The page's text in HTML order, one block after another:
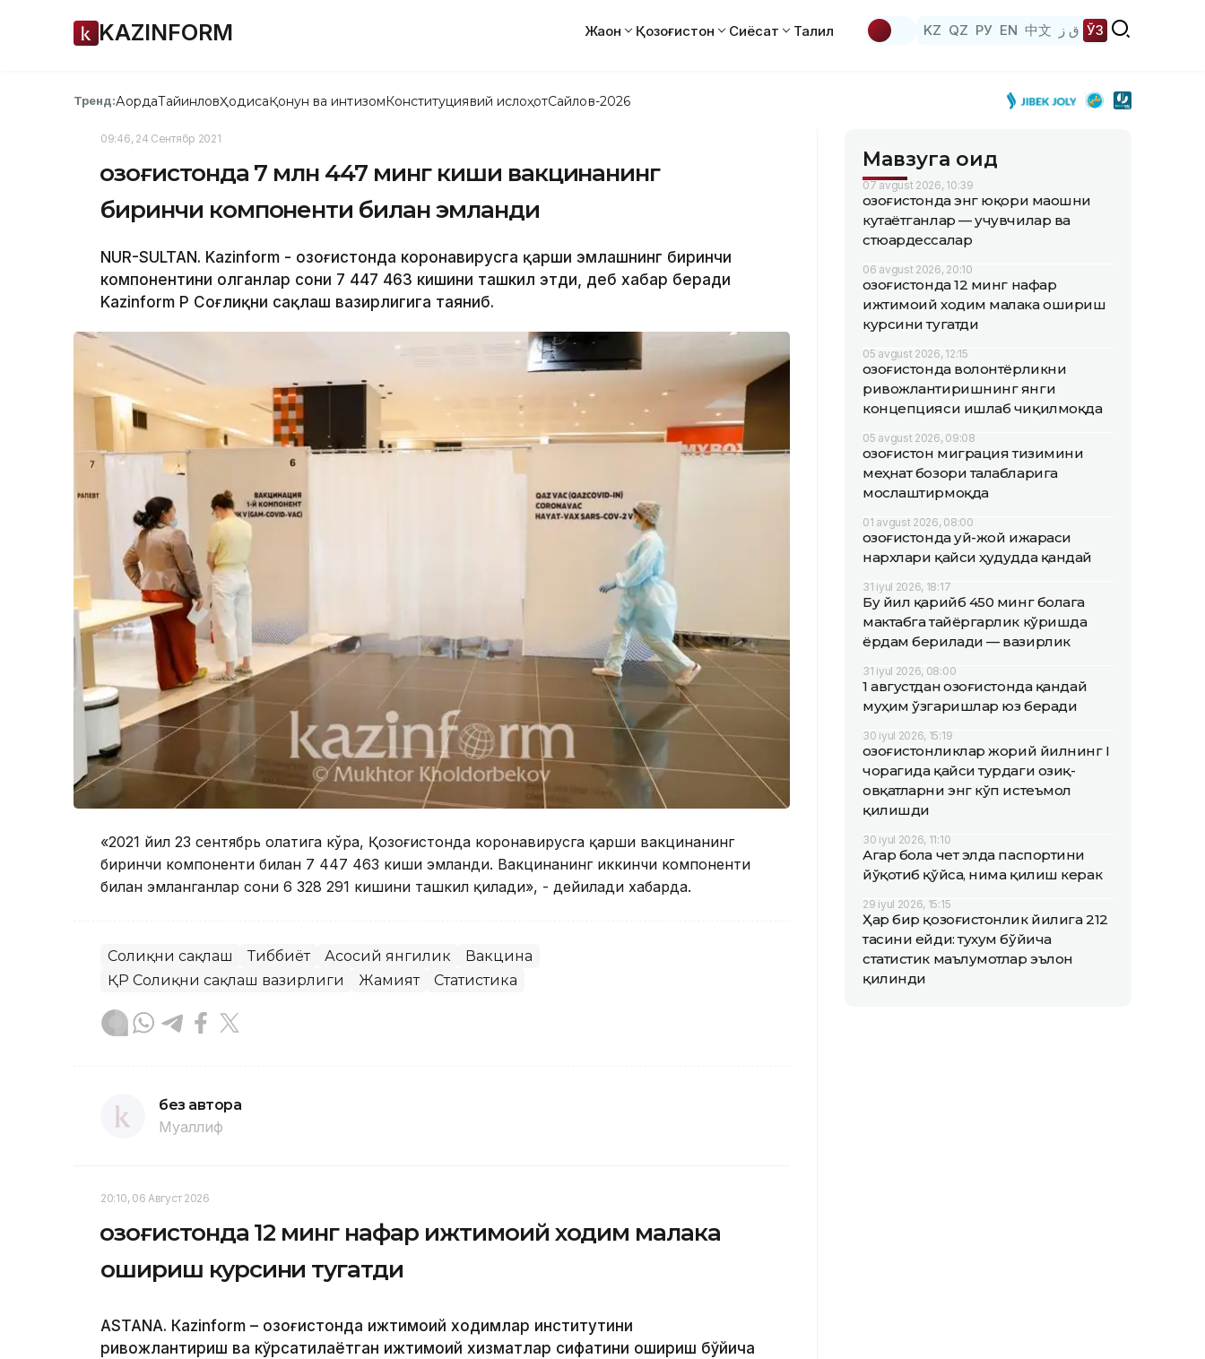
KAZINFORM Жаҳон Қозоғистон Сиёсат Таҳлил KZ QZ РУ EN 中文 ق ز ЎЗ
Тренд:АқордаТайинловҲодисаҚонун ва интизомКонституциявий ислоҳотСайлов-2026
09:46, 24 Сентябр 2021
Қозоғистонда 7 млн 447 минг киши вакцинанинг
биринчи компоненти билан эмланди
NUR-SULTAN. Kazinform - Қозоғистонда коронавирусга қарши эмлашнинг биринчи
компонентини олганлар сони 7 447 463 кишини ташкил этди, деб хабар беради
Kazinform ҚР Соғлиқни сақлаш вазирлигига таяниб.
«2021 йил 23 сентябрь ҳолатига кўра, Қозоғистонда коронавирусга қарши вакцинанинг
биринчи компоненти билан 7 447 463 киши эмланди. Вакцинанинг иккинчи компоненти
билан эмланганлар сони 6 328 291 кишини ташкил қилади», - дейилади хабарда.
Соғлиқни сақлаш Тиббиёт Асосий янгилик
Вакцина
ҚР Соғлиқни сақлаш вазирлиги
Жамият Статистика
без автора
Муаллиф
20:10, 06 Август 2026
Қозоғистонда 12 минг нафар ижтимоий ходим малака
ошириш курсини тугатди
ASTANА. Кazinform – Қозоғистонда ижтимоий ходимлар институтини
ривожлантириш ва кўрсатилаётган ижтимоий хизматлар сифатини ошириш бўйича
Мавзуга оид
07 avgust 2026, 10:39
Қозоғистонда энг юқори маошни
кутаётганлар — учувчилар ва
стюардессалар
06 avgust 2026, 20:10
Қозоғистонда 12 минг нафар
ижтимоий ходим малака ошириш
курсини тугатди
05 avgust 2026, 12:15
Қозоғистонда волонтёрликни
ривожлантиришнинг янги
концепцияси ишлаб чиқилмоқда
05 avgust 2026, 09:08
Қозоғистон миграция тизимини
меҳнат бозори талабларига
мослаштирмоқда
01 avgust 2026, 08:00
Қозоғистонда уй-жой ижараси
нархлари қайси ҳудудда қандай
31 iyul 2026, 18:17
Бу йил қарийб 450 минг болага
мактабга тайёргарлик кўришда
ёрдам берилади — вазирлик
31 iyul 2026, 08:00
1 августдан Қозоғистонда қандай
муҳим ўзгаришлар юз беради
30 iyul 2026, 15:19
Қозоғистонликлар жорий йилнинг I
чорагида қайси турдаги озиқ-
овқатларни энг кўп истеъмол
қилишди
30 iyul 2026, 11:10
Агар бола чет элда паспортини
йўқотиб қўйса, нима қилиш керак
29 iyul 2026, 15:15
Ҳар бир қозоғистонлик йилига 212
тасини ейди: тухум бўйича
статистик маълумотлар эълон
қилинди